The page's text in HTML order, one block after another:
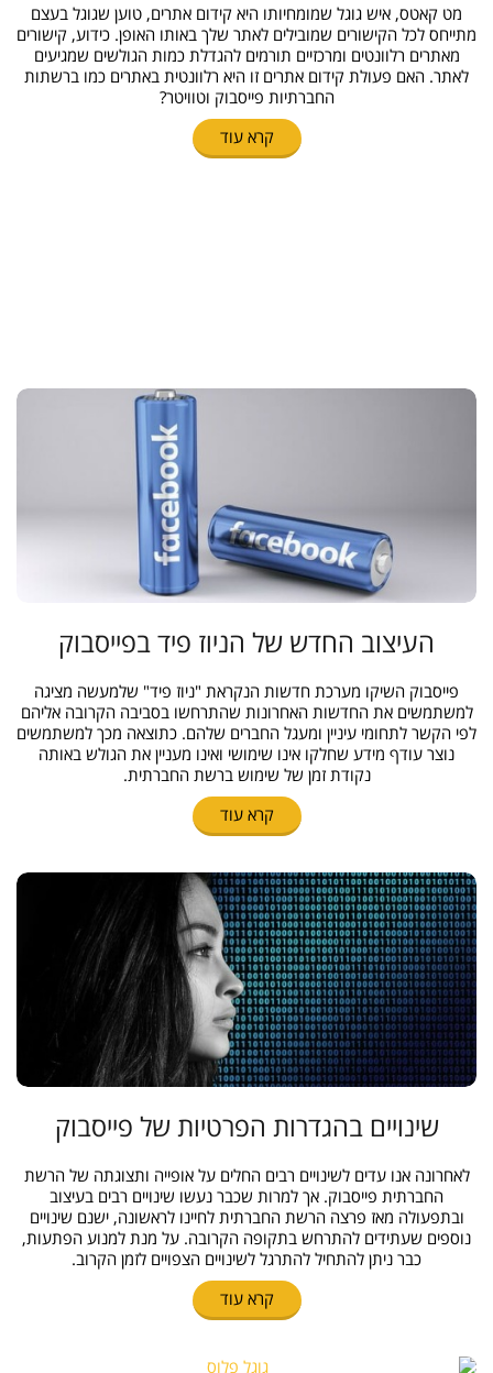
מט קאטס, איש גוגל שמומחיותו היא קידום אתרים, טוען שגוגל בעצם
מתייחס לכל הקישורים שמובילים לאתר שלך באותו האופן. כידוע, קישורים
מאתרים רלוונטים ומרכזיים תורמים להגדלת כמות הגולשים שמגיעים
לאתר. האם פעולת קידום אתרים זו היא רלוונטית באתרים כמו ברשתות
החברתיות פייסבוק וטוויטר?
קרא עוד
העיצוב החדש של הניוז פיד בפייסבוק
פייסבוק השיקו מערכת חדשות הנקראת "ניוז פיד" שלמעשה מציגה
למשתמשים את החדשות האחרונות שהתרחשו בסביבה הקרובה אליהם
לפי הקשר לתחומי עיניין ומעגל החברים שלהם. כתוצאה מכך למשתמשים
נוצר עודף מידע שחלקו אינו שימושי ואינו מעניין את הגולש באותה
נקודת זמן של שימוש ברשת החברתית.
קרא עוד
שינויים בהגדרות הפרטיות של פייסבוק
לאחרונה אנו עדים לשינויים רבים החלים על אופייה ותצוגתה של הרשת
החברתית פייסבוק. אך למרות שכבר נעשו שינויים רבים בעיצוב
ובתפעולה מאז פרצה הרשת החברתית לחיינו לראשונה, ישנם שינויים
נוספים שעתידים להתרחש בתקופה הקרובה. על מנת למנוע הפתעות,
כבר ניתן להתחיל להתרגל לשינויים הצפויים לזמן הקרוב.
קרא עוד